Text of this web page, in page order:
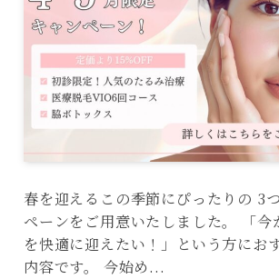
春を迎えるこの季節にぴったりの 3
ペーンをご用意いたしました。 「今
を快適に迎えたい！」という方にお
内容です。 今始め...